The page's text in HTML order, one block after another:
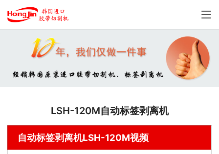
LSH-120M自动标签剥离机
自动标签剥离机LSH-120M视频